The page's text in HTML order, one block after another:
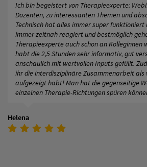
Ich bin begeistert von Therapieexperte:
Dozenten, zu interessanten Themen und
Technisch hat alles immer super
immer zeitnah reagiert und bestmöglich
Therapieexperte auch schon an Kolleginnen
habt die 2,5 Stunden sehr informativ, gut
anschaulich mit wertvollen Inputs gefüllt.
ihr die interdisziplinäre Zusammenarbeit als
aufgezeigt habt! Man hat die gegenseitige
einzelnen Therapie-Richtungen spüren
Helena